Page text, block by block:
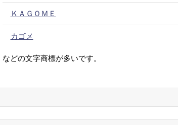
ＫＡＧＯＭＥ
カゴメ
などの文字商標が多いです。